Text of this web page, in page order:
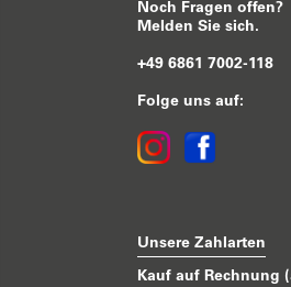
Noch Fragen offen?
Melden Sie sich.
+49 6861 7002-118
Folge uns auf:
Unsere Zahlarten
Kauf auf Rechnung